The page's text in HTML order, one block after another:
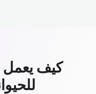
كيف يعمل